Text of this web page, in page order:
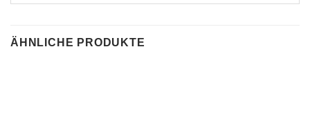
ÄHNLICHE PRODUKTE